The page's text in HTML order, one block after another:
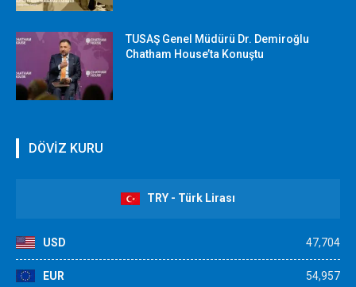
TUSAŞ Genel Müdürü Dr. Demiroğlu
Chatham House’ta Konuştu
DÖVİZ KURU
TRY - Türk Lirası
USD 47,704
EUR 54,957